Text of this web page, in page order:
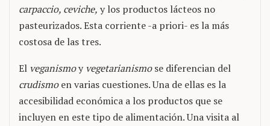
carpaccio, ceviche, y los productos lácteos no
pasteurizados. Esta corriente -a priori- es la más
costosa de las tres.
El veganismoy vegetarianismose diferencian del
crudismoen varias cuestiones. Una de ellas es la
accesibilidad económica a los productos que se
incluyen en este tipo de alimentación. Una visita al